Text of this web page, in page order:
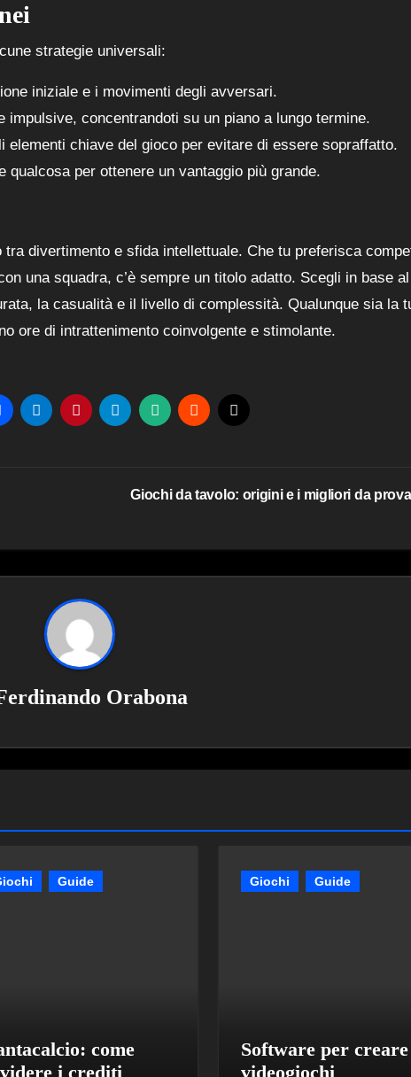
strategie universali:
iniziale e i movimenti degli avversari.
impulsive, concentrandoti su un piano a lungo termine.
elementi chiave del gioco per evitare di essere sopraffatto.
qualcosa per ottenere un vantaggio più grande.
divertimento e sfida intellettuale. Che tu preferisca
una squadra, c’è sempre un titolo adatto. Scegli in base
la casualità e il livello di complessità. Qualunque sia la
ore di intrattenimento coinvolgente e stimolante.
Giochi da tavolo: origini e i migliori da
Orabona
Guide
come
i crediti
Giochi Guide
Software per creare
videogiochi